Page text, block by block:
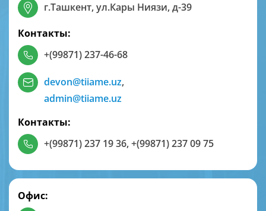
г.Ташкент, ул.Кары Ниязи, д-39
Контакты:
+(99871) 237-46-68
devon@tiiame.uz,
admin@tiiame.uz
Контакты:
+(99871) 237 19 36,+(99871) 237 09 75
Офис: